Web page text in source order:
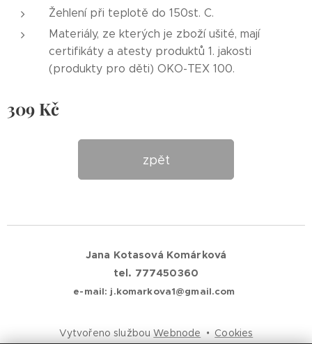
Žehlení při teplotě do 150st. C.
Materiály, ze kterých je zboží ušité, mají
certifikáty a atesty produktů 1. jakosti
(produkty pro děti) OKO-TEX 100.
309 Kč
zpět
Jana Kotasová Komárková
tel. 777450360
e-mail: j.komarkova1@gmail.com
Vytvořeno službouWebnode Cookies